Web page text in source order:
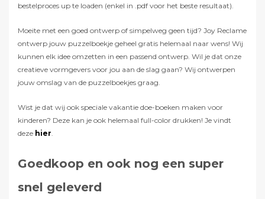
bestelproces up te loaden (enkel in .pdf voor het beste resultaat).
Moeite met een goed ontwerp of simpelweg geen tijd? Joy Reclame
ontwerp jouw puzzelboekje geheel gratis helemaal naar wens! Wij
kunnen elk idee omzetten in een passend ontwerp. Wil je dat onze
creatieve vormgevers voor jou aan de slag gaan? Wij ontwerpen
jouw omslag van de puzzelboekjes graag.
Wist je dat wij ook speciale vakantie doe-boeken maken voor
kinderen? Deze kan je ook helemaal full-color drukken! Je vindt
deze hier
Goedkoop en ook nog een super
snel geleverd